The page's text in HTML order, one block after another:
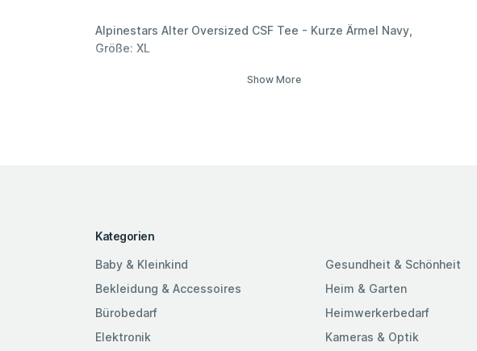
Alpinestars Alter Oversized CSF Tee - Kurze Ärmel Navy,
Größe: XL
Show More
Kategorien
Baby & Kleinkind
Bekleidung & Accessoires
Bürobedarf
Elektronik
Gesundheit & Schönheit
Heim & Garten
Heimwerkerbedarf
Kameras & Optik